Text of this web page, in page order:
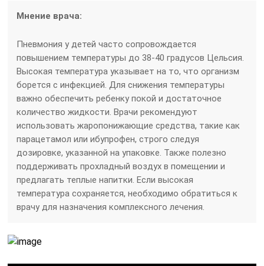
Мнение врача:
Пневмония у детей часто сопровождается
повышением температуры до 38-40 градусов Цельсия.
Высокая температура указывает на то, что организм
борется с инфекцией. Для снижения температуры
важно обеспечить ребенку покой и достаточное
количество жидкости. Врачи рекомендуют
использовать жаропонижающие средства, такие как
парацетамол или ибупрофен, строго следуя
дозировке, указанной на упаковке. Также полезно
поддерживать прохладный воздух в помещении и
предлагать теплые напитки. Если высокая
температура сохраняется, необходимо обратиться к
врачу для назначения комплексного лечения.